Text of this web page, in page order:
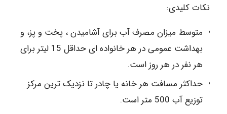
نکات کلیدی:
متوسط میزان مصرف آب برای آشامیدن ، پخت و پز، و
بهداشت عمومی در هر خانواده ای حداقل 15 لیتر برای
هر نفر در هر روز است.
حداکثر مسافت هر خانه یا چادر تا نزدیک ترین مرکز
توزیع آب 500 متر است.